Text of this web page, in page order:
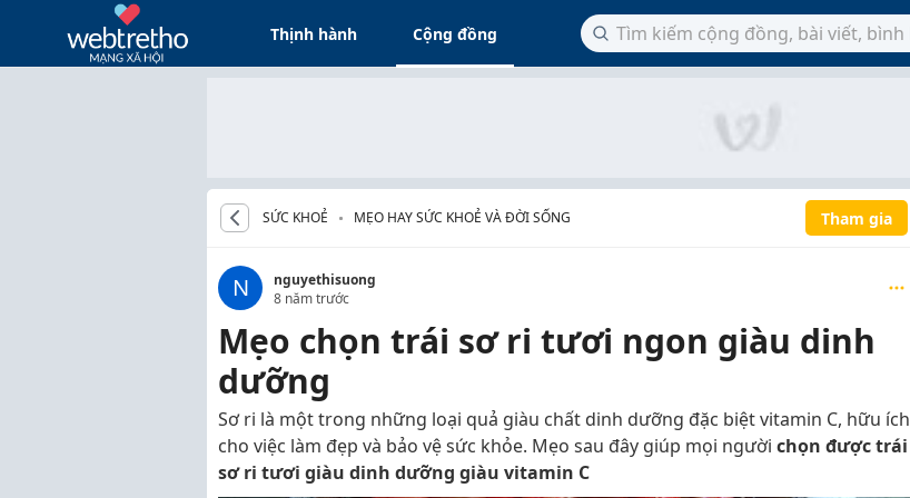
Thịnh hành Cộng đồng
SỨC KHOẺ MẸO HAY SỨC KHOẺ VÀ ĐỜI SỐNG Tham gia
N
nguyethisuong
8 năm trước
Mẹo chọn trái sơ ri tươi ngon giàu dinh
dưỡng
Sơ ri là một trong những loại quả giàu chất dinh dưỡng đặc biệt vitamin C, hữu ích
cho việc làm đẹp và bảo vệ sức khỏe. Mẹo sau đây giúp mọi người chọn được trái
sơ ri tươi giàu dinh dưỡng giàu vitamin C